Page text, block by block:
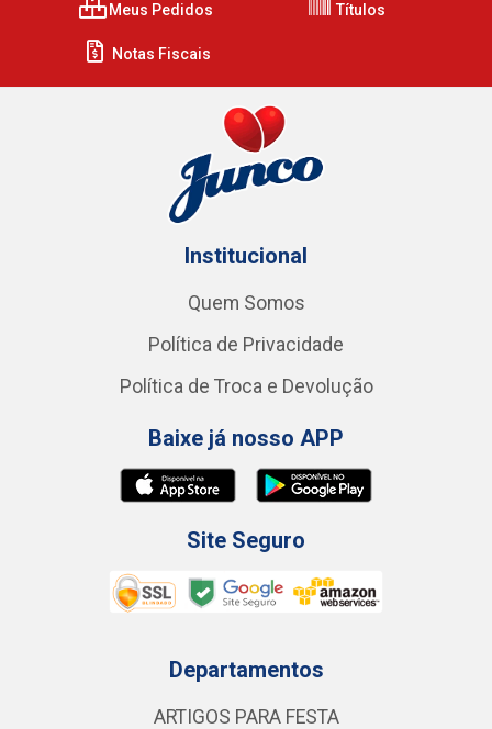
Meus Pedidos Títulos
Notas Fiscais
Institucional
Quem Somos
Política de Privacidade
Política de Troca e Devolução
Baixe já nosso APP
Site Seguro
Departamentos
ARTIGOS PARA FESTA